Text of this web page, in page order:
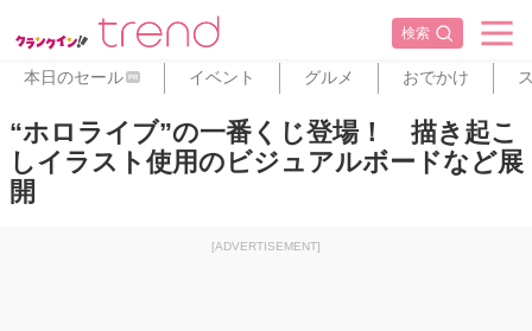
検索
本日のセール PR イベント グルメ おでかけ
“ホロライブ”の一番くじ登場！ 描き起こ
しイラスト使用のビジュアルボードなど展
開
[ADVERTISEMENT]